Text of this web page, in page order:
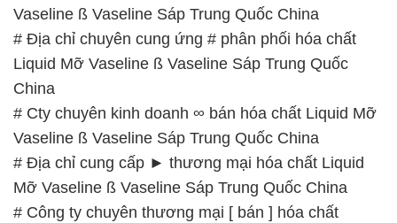
Vaseline ß Vaseline Sáp Trung Quốc China
# Địa chỉ chuyên cung ứng # phân phối hóa chất
Liquid Mỡ Vaseline ß Vaseline Sáp Trung Quốc
China
# Cty chuyên kinh doanh ∞ bán hóa chất Liquid Mỡ
Vaseline ß Vaseline Sáp Trung Quốc China
# Địa chỉ cung cấp ► thương mại hóa chất Liquid
Mỡ Vaseline ß Vaseline Sáp Trung Quốc China
# Công ty chuyên thương mại [ bán ] hóa chất